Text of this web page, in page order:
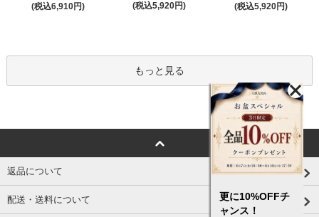
(税込6,910円)
(税込5,920円)
(税込5,920円)
もっと見る
返品について
配送・送料について
更に10%OFFチ
ャンス！